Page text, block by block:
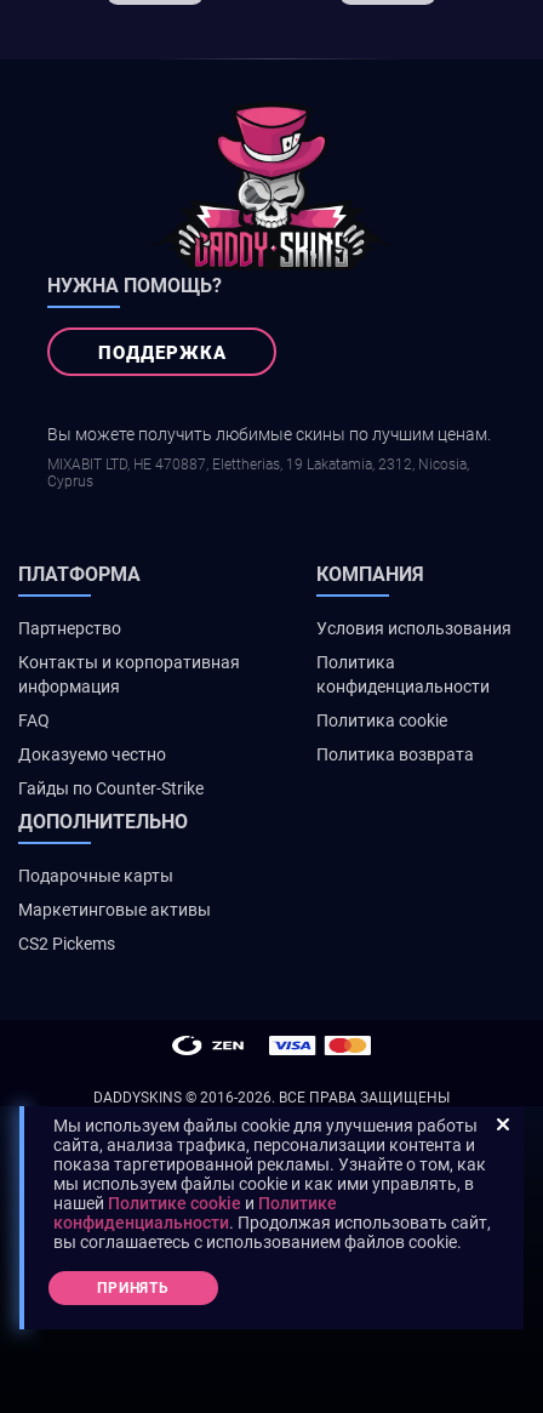
НУЖНА ПОМОЩЬ?
ПОДДЕРЖКА
Вы можете получить любимые скины по лучшим ценам.
MIXABIT LTD, ΗΕ 470887, Elettherias, 19 Lakatamia, 2312, Nicosia,
Cyprus
ПЛАТФОРМА
Партнерство
Контакты и корпоративная
информация
FAQ
Доказуемо честно
Гайды по Counter-Strike
КОМПАНИЯ
Условия использования
Политика
конфиденциальности
Политика cookie
Политика возврата
ДОПОЛНИТЕЛЬНО
Подарочные карты
Маркетинговые активы
CS2 Pickems
DADDYSKINS © 2016-2026. ВСЕ ПРАВА ЗАЩИЩЕНЫ
Мы используем файлы cookie для улучшения работы
сайта, анализа трафика, персонализации контента и
показа таргетированной рекламы. Узнайте о том, как
мы используем файлы cookie и как ими управлять, в
нашей Политике cookie и Политике
конфиденциальности. Продолжая использовать сайт,
вы соглашаетесь с использованием файлов cookie.
ПРИНЯТЬ